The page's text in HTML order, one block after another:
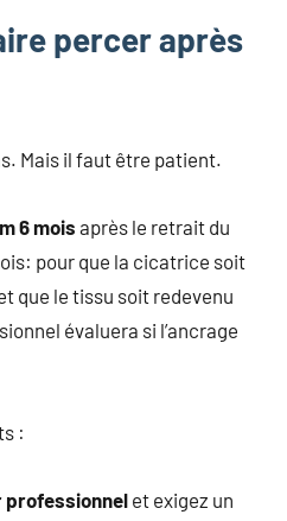
percer après
Mais il faut être patient.
6 moisaprès le retrait du
pour que la cicatrice soit
que le tissu soit redevenu
évaluera si l’ancrage
:
professionnel et exigez un